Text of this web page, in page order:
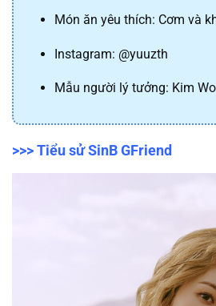
Món ăn yêu thích: Cơm và
Instagram: @yuuzth
Mẫu người lý tưởng: Kim
>>> Tiểu sử SinB GFriend